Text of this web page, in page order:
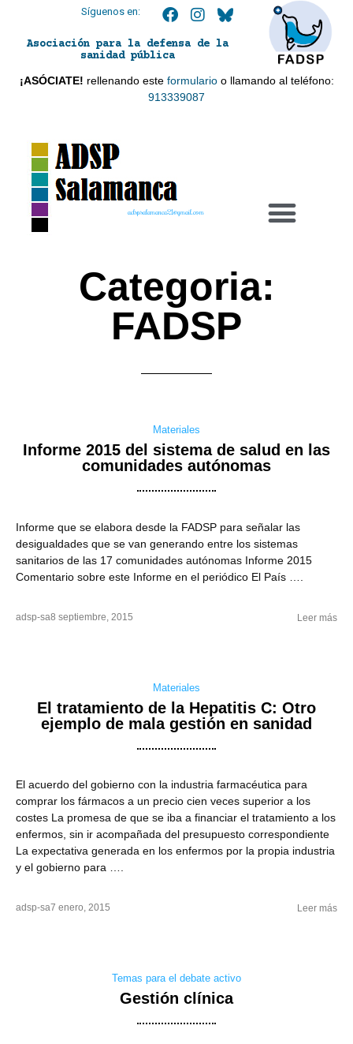
Síguenos en:
Asociación para la defensa de la
sanidad pública
¡ASÓCIATE! rellenando este formularioo llamando al teléfono:
913339087
adspsalamanca21@gmail.com
Categoria:
FADSP
Materiales
Informe 2015 del sistema de salud en las
comunidades autónomas
Informe que se elabora desde la FADSP para señalar las
desigualdades que se van generando entre los sistemas
sanitarios de las 17 comunidades autónomas Informe 2015
Comentario sobre este Informe en el periódico El País ….
adsp-sa8 septiembre, 2015 Leer más
Materiales
El tratamiento de la Hepatitis C: Otro
ejemplo de mala gestión en sanidad
El acuerdo del gobierno con la industria farmacéutica para
comprar los fármacos a un precio cien veces superior a los
costes La promesa de que se iba a financiar el tratamiento a los
enfermos, sin ir acompañada del presupuesto correspondiente
La expectativa generada en los enfermos por la propia industria
y el gobierno para ….
adsp-sa7 enero, 2015 Leer más
Temas para el debate activo
Gestión clínica